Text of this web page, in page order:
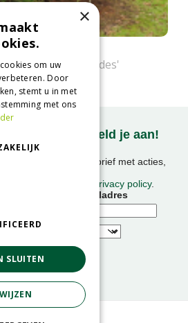
Varencipres
obtusa 'Filicoides'
ontvangen? Meld je aan!
week onze nieuwsbrief met acties,
op conform onze
privacy policy.
E-mailadres
×
om uw
Door
stemt u in met
met ons
SLUITEN